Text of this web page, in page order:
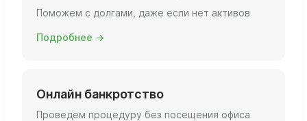
Поможем с долгами, даже если нет активов
Подробнее →
Онлайн банкротство
Проведем процедуру без посещения офиса